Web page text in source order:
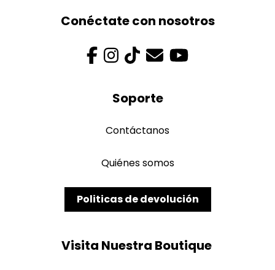
Conéctate con nosotros
Soporte
Contáctanos
Quiénes somos
Politicas de devolución